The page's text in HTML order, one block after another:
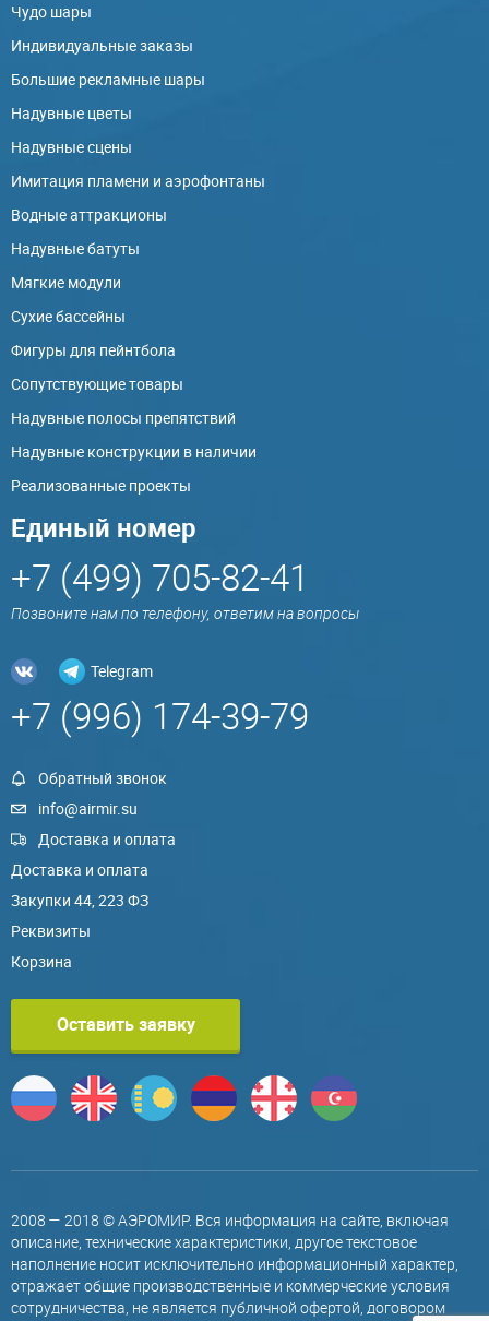
Чудо шары
Индивидуальные заказы
Большие рекламные шары
Надувные цветы
Надувные сцены
Имитация пламени и аэрофонтаны
Водные аттракционы
Надувные батуты
Мягкие модули
Сухие бассейны
Фигуры для пейнтбола
Сопутствующие товары
Надувные полосы препятствий
Надувные конструкции в наличии
Реализованные проекты
Единый номер
+7 (499) 705-82-41
Позвоните нам по телефону, ответим на вопросы
Telegram
+7 (996) 174-39-79
Обратный звонок
info@airmir.su
Доставка и оплата
Доставка и оплата
Закупки 44, 223 ФЗ
Реквизиты
Корзина
Оставить заявку
2008 — 2018 © АЭРОМИР. Вся информация на сайте, включая
описание, технические характеристики, другое текстовое
наполнение носит исключительно информационный характер,
отражает общие производственные и коммерческие условия
сотрудничества, не является публичной офертой, договором